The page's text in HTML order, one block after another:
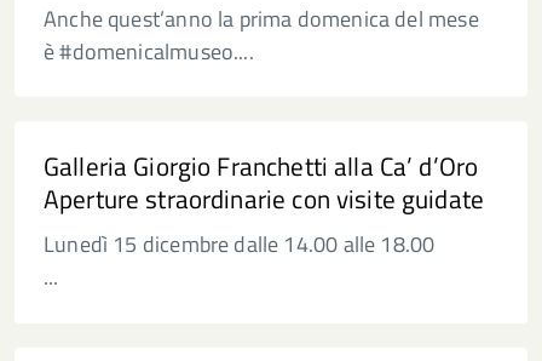
Anche quest’anno la prima domenica del mese
è #domenicalmuseo....
Galleria Giorgio Franchetti alla Ca’ d’Oro
Aperture straordinarie con visite guidate
Lunedì 15 dicembre dalle 14.00 alle 18.00
...